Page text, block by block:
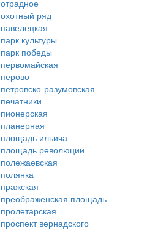
отрадное
охотный ряд
павелецкая
парк культуры
парк победы
первомайская
перово
петровско-разумовская
печатники
пионерская
планерная
площадь ильича
площадь революции
полежаевская
полянка
пражская
преображенская площадь
пролетарская
проспект вернадского